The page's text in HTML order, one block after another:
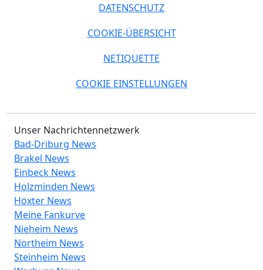
DATENSCHUTZ
COOKIE-ÜBERSICHT
NETIQUETTE
COOKIE EINSTELLUNGEN
Unser Nachrichtennetzwerk
Bad-Driburg News
Brakel News
Einbeck News
Holzminden News
Höxter News
Meine Fankurve
Nieheim News
Northeim News
Steinheim News